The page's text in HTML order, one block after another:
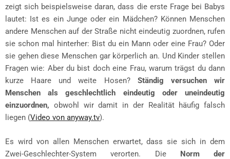
zeigt sich beispielsweise daran, dass die erste Frage bei Babys
lautet: Ist es ein Junge oder ein Mädchen? Können Menschen
andere Menschen auf der Straße nicht eindeutig zuordnen, rufen
sie schon mal hinterher: Bist du ein Mann oder eine Frau? Oder
sie gehen diese Menschen gar körperlich an. Und Kinder stellen
Fragen wie: Aber du bist doch eine Frau, warum trägst du dann
kurze Haare und weite Hosen? Ständig versuchen wir
Menschen als geschlechtlich eindeutig oder uneindeutig
einzuordnen, obwohl wir damit in der Realität häufig falsch
liegen (Video von anyway.tv).
Es wird von allen Menschen erwartet, dass sie sich in dem
Zwei-Geschlechter-System verorten. Die Norm der